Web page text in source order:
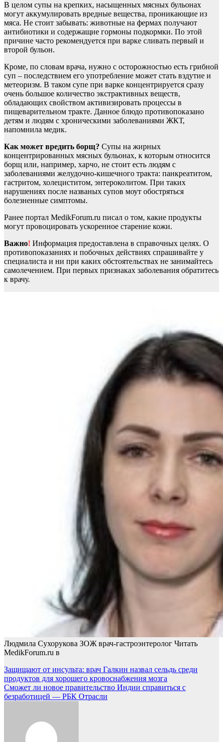
В целом супы на крепких, насыщенных мясных бульонах
могут аккумулировать вредные вещества, проникающие из
мяса. Не стоит забывать: животные на фермах получают
антибиотики и содержащие гормоны подкормки. По этой
причине часто рекомендуется при варке сливать первый и
второй бульон.
Кроме, по словам врача, нужно с осторожностью есть грибной
суп – последствием его употребление может стать вздутие и
метеоризм. В таком супе при варке концентрируется сразу
очень большое количество экстрактивных веществ,
обладающих свойством активизировать процессы в
пищеварительном тракте. Данное блюдо противопоказано
детям и людям с хроническими заболеваниями ЖКТ,
напомнила медик.
Как может вредить борщ? Супы на жирных
концентрированных мясных бульонах, к которым относится
борщ или, например, харчо, не стоит есть людям с
заболеваниями желудочно-кишечного тракта: панкреатитом,
гастритом, холециститом, энтероколитом. При таких
нарушениях после названых супов моут обостряться
болезненные симптомы.
Ранее портал MedikForum.ru писал о том, какие продукты
могут провоцировать ускоренное старение кожи.
Важно! Информация предоставлена в справочных целях. О
противопоказаниях и побочных действиях спрашивайте у
специалиста и ни при каких обстоятельствах не занимайтесь
самолечением. При первых признаках заболевания обратитесь
к врачу.
Людмила Сухорукова ЗОЖ врач-гастроэнтеролог Читать
MedikForum.ru в
Навигация
по
записям
Защищают от инсульта: врач Галкин назвал сельдь среди
продуктов для хорошего кровоснабжения мозга
Сможет ли новое правительство Индии справиться с
безработицей — РБК Отрасли